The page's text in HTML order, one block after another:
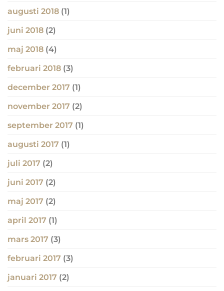
augusti 2018 (1)
juni 2018 (2)
maj 2018 (4)
februari 2018 (3)
december 2017 (1)
november 2017 (2)
september 2017 (1)
augusti 2017 (1)
juli 2017 (2)
juni 2017 (2)
maj 2017 (2)
april 2017 (1)
mars 2017 (3)
februari 2017 (3)
januari 2017 (2)